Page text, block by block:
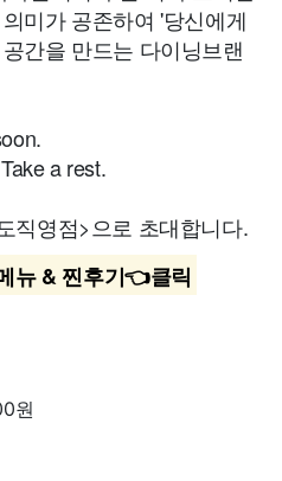
미가 공존하여 '당신에게
간을 만드는 다이닝브랜
a rest.
직영점>으로 초대합니다.
뉴 & 찐후기👈클릭
원